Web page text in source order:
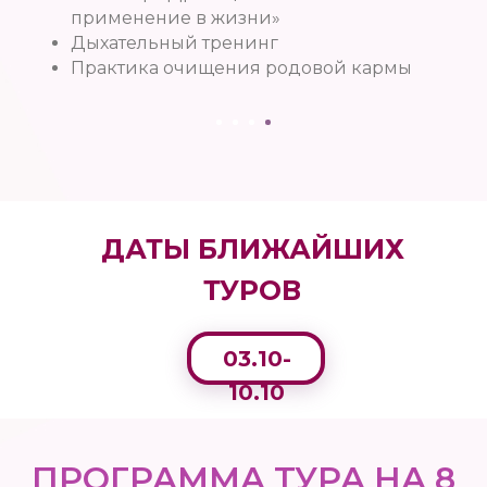
применение в жизни»
Дыхательный тренинг
Практика очищения родовой кармы
03.10-
10.10
ДАТЫ БЛИЖАЙШИХ
ТУРОВ
ПРОГРАММА ТУРА НА 8